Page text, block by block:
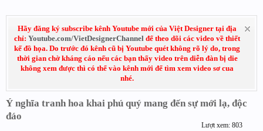
Hãy đăng ký subscribe kênh Youtube mới của Việt Designer tại địa
chỉ: Youtube.com/VietDesignerChannel để theo dõi các video về thiết
kế đồ họa. Do trước đó kênh cũ bị Youtube quét không rõ lý do, trong
thời gian chờ kháng cáo nếu các bạn thấy video trên diễn đàn bị die
không xem được thì có thể vào kênh mới để tìm xem video sơ cua
nhé.
Ý nghĩa tranh hoa khai phú quý mang đến sự mới lạ, độc
đáo
Lượt xem: 803